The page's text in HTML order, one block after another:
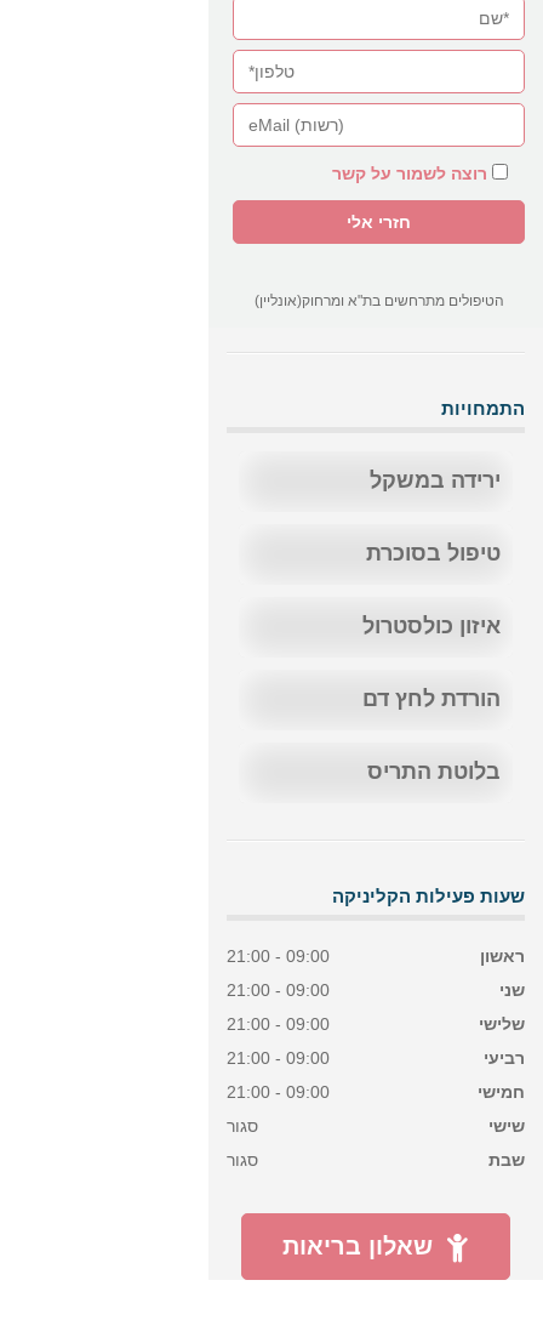
רוצה לשמור על קשר
הטיפולים מתרחשים בת"א ומרחוק(אונליין)
התמחויות
ירידה במשקל
טיפול בסוכרת
איזון כולסטרול
הורדת לחץ דם
בלוטת התריס
שעות פעילות הקליניקה
ראשון
09:00 - 21:00
שני
09:00 - 21:00
שלישי
09:00 - 21:00
רביעי
09:00 - 21:00
חמישי
09:00 - 21:00
שישי
סגור
שבת
סגור
שאלון בריאות